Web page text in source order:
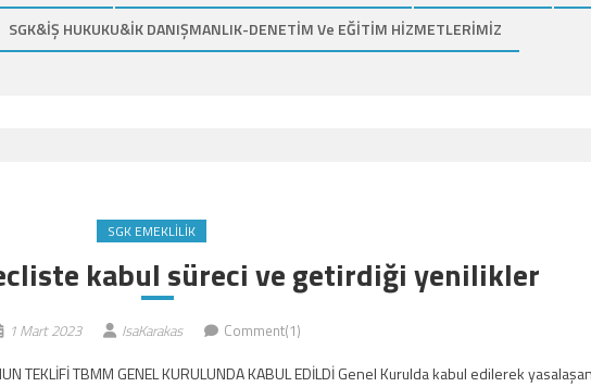
SGK&İŞ HUKUKU&İK DANIŞMANLIK-DENETİM Ve EĞİTİM HİZMETLERİMİZ
SGK EMEKLILIK
kabul süreci ve getirdiği yenilikler
1 Mart 2023 IsaKarakas Comment(1)
TEKLİFİ TBMM GENEL KURULUNDA KABUL EDİLDİ Genel Kurulda kabul edilerek